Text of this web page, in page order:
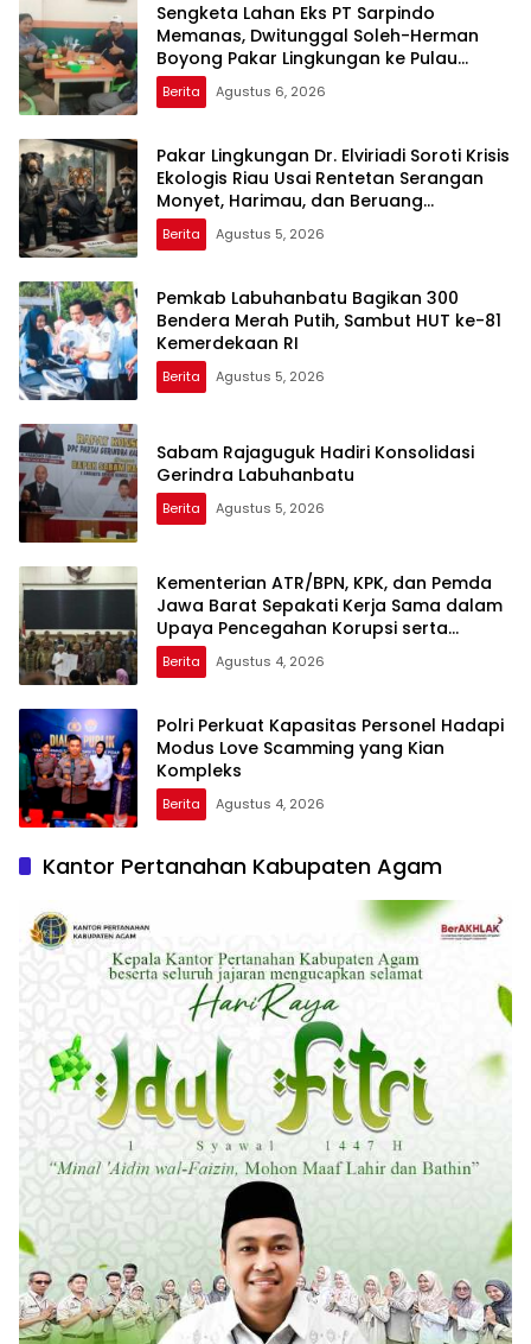
Sengketa Lahan Eks PT Sarpindo
Memanas, Dwitunggal Soleh-Herman
Boyong Pakar Lingkungan ke Pulau
Rupat
Berita Agustus 6, 2026
Pakar Lingkungan Dr. Elviriadi Soroti Krisis
Ekologis Riau Usai Rentetan Serangan
Monyet, Harimau, dan Beruang
Terhadap Warga
Berita Agustus 5, 2026
Pemkab Labuhanbatu Bagikan 300
Bendera Merah Putih, Sambut HUT ke-81
Kemerdekaan RI
Berita Agustus 5, 2026
Sabam Rajaguguk Hadiri Konsolidasi
Gerindra Labuhanbatu
Berita Agustus 5, 2026
Kementerian ATR/BPN, KPK, dan Pemda
Jawa Barat Sepakati Kerja Sama dalam
Upaya Pencegahan Korupsi serta
Penguatan Ekonomi Daerah
Berita Agustus 4, 2026
Polri Perkuat Kapasitas Personel Hadapi
Modus Love Scamming yang Kian
Kompleks
Berita Agustus 4, 2026
Kantor Pertanahan Kabupaten Agam